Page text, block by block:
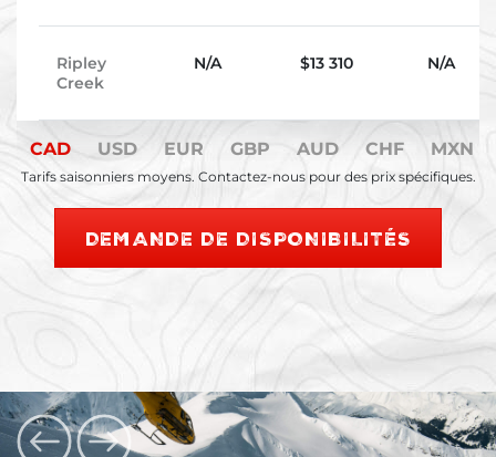
Ripley
Creek
N/A $13 310 N/A
CAD USD EUR GBP AUD CHF MXN
Tarifs saisonniers moyens. Contactez-nous pour des prix spécifiques.
DEMANDE DE DISPONIBILITÉS